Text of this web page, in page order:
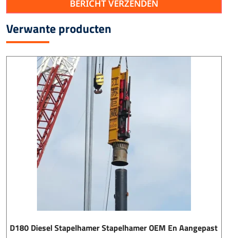
BERICHT VERZENDEN
Verwante producten
D180 Diesel Stapelhamer Stapelhamer OEM En Aangepast